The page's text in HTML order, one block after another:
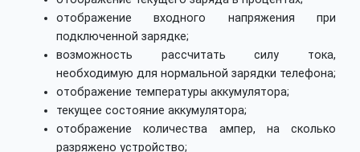
отображение входного напряжения при
подключенной зарядке;
возможность рассчитать силу тока,
необходимую для нормальной зарядки телефона;
отображение температуры аккумулятора;
текущее состояние аккумулятора;
отображение количества ампер, на сколько
разряжено устройство;